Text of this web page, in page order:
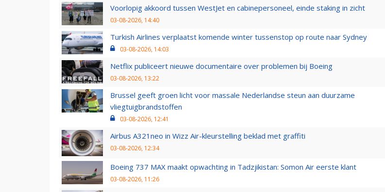
Voorlopig akkoord tussen WestJet en cabinepersoneel, einde staking in zicht
03-08-2026, 14:40
Turkish Airlines verplaatst komende winter tussenstop op route naar Sydney
03-08-2026, 14:03
Netflix publiceert nieuwe documentaire over problemen bij Boeing
03-08-2026, 13:22
Brussel geeft groen licht voor massale Nederlandse steun aan duurzame
vliegtuigbrandstoffen
03-08-2026, 12:41
Airbus A321neo in Wizz Air-kleurstelling beklad met graffiti
03-08-2026, 12:34
Boeing 737 MAX maakt opwachting in Tadzjikistan: Somon Air eerste klant
03-08-2026, 11:26